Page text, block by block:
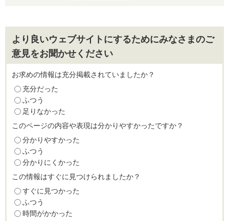
より良いウェブサイトにするためにみなさまのご
意見をお聞かせください
お求めの情報は充分掲載されていましたか？
充分だった
ふつう
足りなかった
このページの内容や表現は分かりやすかったですか？
分かりやすかった
ふつう
分かりにくかった
この情報はすぐに見つけられましたか？
すぐに見つかった
ふつう
時間がかかった